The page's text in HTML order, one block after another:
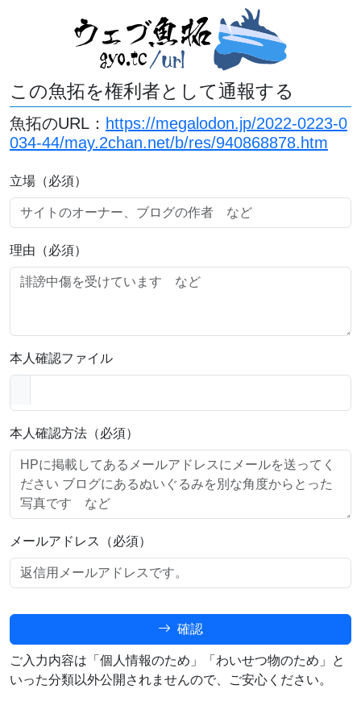
この魚拓を権利者として通報する
魚拓のURL： https://megalodon.jp/2022-0223-0
034-44/may.2chan.net/b/res/940868878.htm
立場（必須）
理由（必須）
本人確認ファイル
本人確認方法（必須）
メールアドレス（必須）
確認
ご入力内容は「個人情報のため」「わいせつ物のため」と
いった分類以外公開されませんので、ご安心ください。